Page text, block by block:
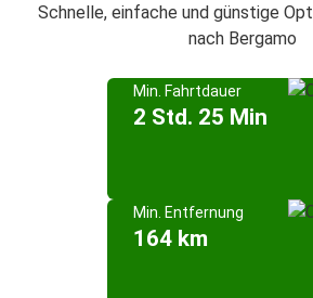
Schnelle, einfache und günstige
nach Bergamo
Min. Fahrtdauer
2 Std. 25 Min
Min. Entfernung
164 km